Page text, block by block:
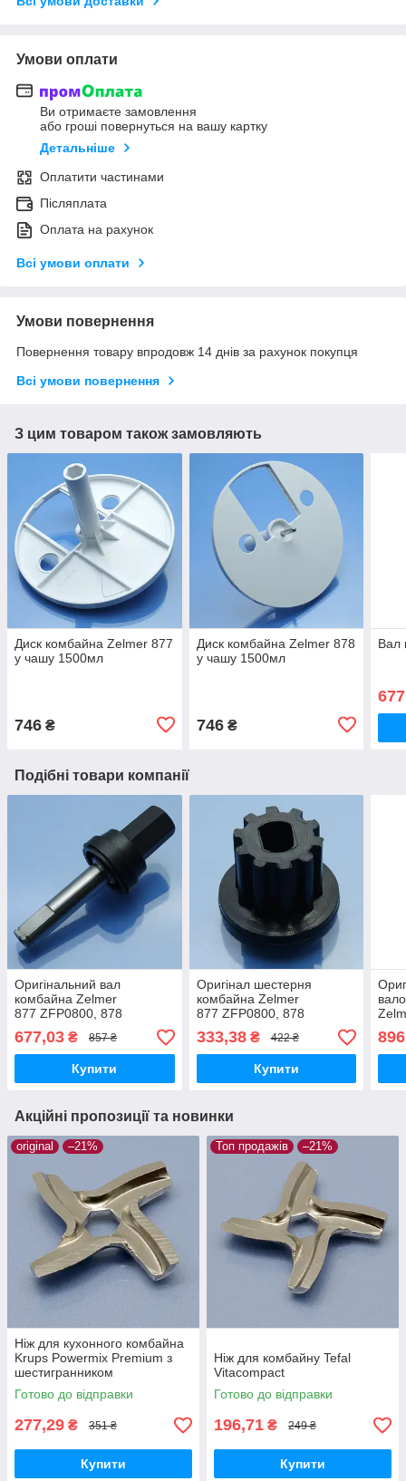
Умови оплати
Ви отримаєте замовлення
або гроші повернуться на вашу картку
Детальніше
Оплатити частинами
Післяплата
Оплата на рахунок
Всі умови оплати
Умови повернення
Повернення товару впродовж 14 днів за рахунок покупця
Всі умови повернення
З цим товаром також замовляють
Диск комбайна Zelmer 877
у чашу 1500мл
746 ₴
Диск комбайна Zelmer 878
у чашу 1500мл
746₴
Вал
Подібні товари компанії
Оригінальний вал
комбайна Zelmer
877 ZFP0800, 878
ZFP0900
677,03 ₴ 857 ₴
Купити
Оригінал шестерня
комбайна Zelmer
877 ZFP0800, 878
ZFP0900
333,38₴ 422 ₴
Купити
Акційні пропозиції та новинки
original –21%
Ніж для кухонного комбайна
Krups Powermix Premium з
шестигранником
Готово до відправки
277,29 ₴ 351 ₴
Купити
Топ продажів –21%
Ніж для комбайну Tefal
Vitacompact
Готово до відправки
196,71 ₴ 249 ₴
Купити